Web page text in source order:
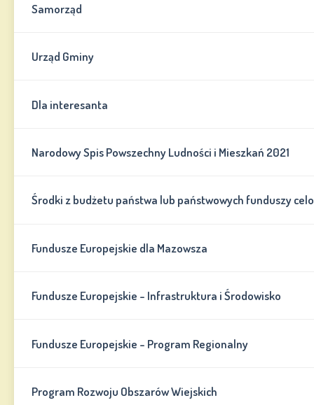
Samorząd
Urząd Gminy
Dla interesanta
Narodowy Spis Powszechny Ludności i Mieszkań 2021
Środki z budżetu państwa lub państwowych funduszy
Fundusze Europejskie dla Mazowsza
Fundusze Europejskie - Infrastruktura i Środowisko
Fundusze Europejskie - Program Regionalny
Program Rozwoju Obszarów Wiejskich